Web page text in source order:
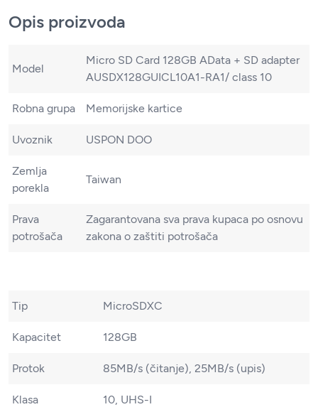
Opis proizvoda
Model
Micro SD Card 128GB AData + SD adapter
AUSDX128GUICL10A1-RA1/ class 10
Robna grupa Memorijske kartice
Uvoznik USPON DOO
Zemlja
porekla
Taiwan
Prava
potrošača
Zagarantovana sva prava kupaca po osnovu
zakona o zaštiti potrošača
Tip MicroSDXC
Kapacitet 128GB
Protok 85MB/s (čitanje), 25MB/s (upis)
Klasa 10, UHS-I